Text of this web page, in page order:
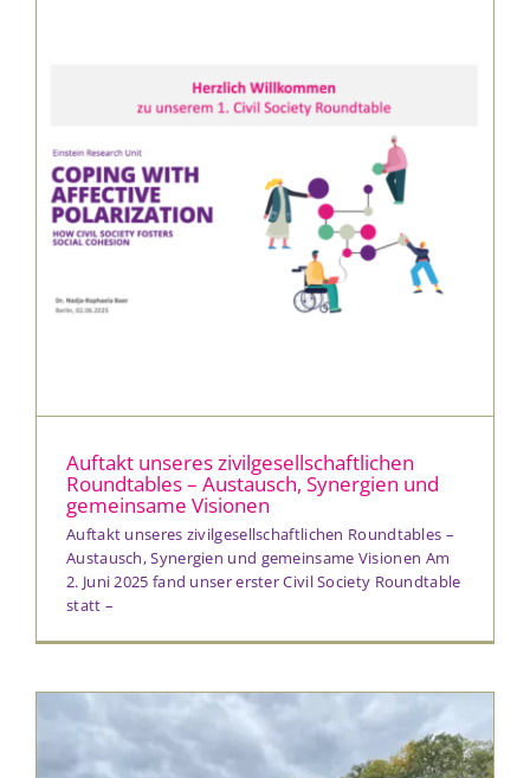
Auftakt unseres zivilgesellschaftlichen
Roundtables – Austausch, Synergien und
gemeinsame Visionen
Auftakt unseres zivilgesellschaftlichen Roundtables –
Austausch, Synergien und gemeinsame Visionen Am
2. Juni 2025 fand unser erster Civil Society Roundtable
statt –